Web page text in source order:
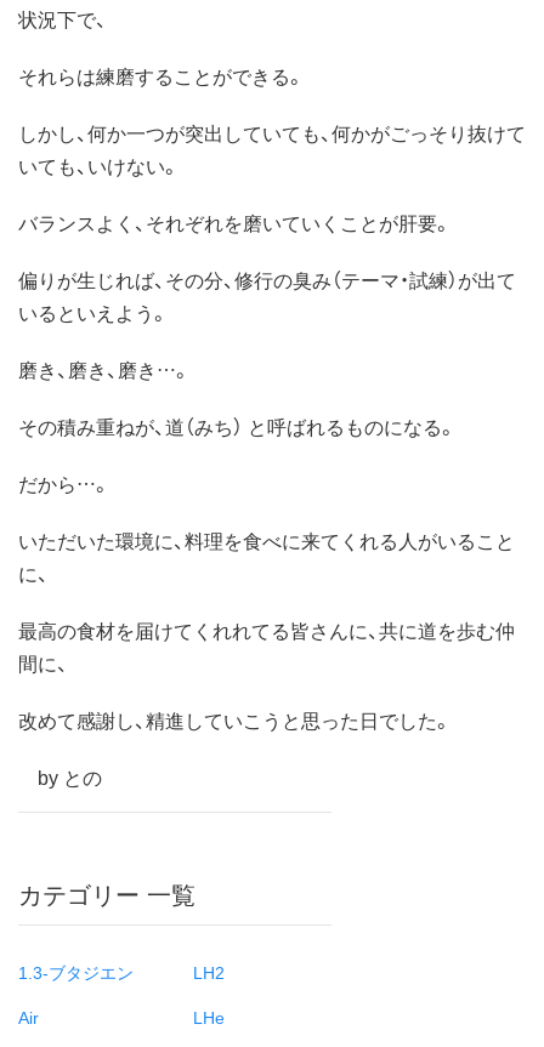
状況下で、
それらは練磨することができる。
しかし、何か一つが突出していても、何かがごっそり抜けて
いても、いけない。
バランスよく、それぞれを磨いていくことが肝要。
偏りが生じれば、その分、修行の臭み（テーマ・試練）が出て
いるといえよう。
磨き、磨き、磨き…。
その積み重ねが、道（みち） と呼ばれるものになる。
だから…。
いただいた環境に、料理を食べに来てくれる人がいること
に、
最高の食材を届けてくれれてる皆さんに、共に道を歩む仲
間に、
改めて感謝し、精進していこうと思った日でした。
by との
カテゴリー 一覧
1.3-ブタジエン
Air
LH2
LHe